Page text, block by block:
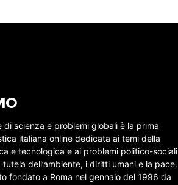
di scienza e problemi globali è la prima
italiana online dedicata ai temi della
e tecnologica e ai problemi politico-sociali
dell’ambiente, i diritti umani e la pace.
fondato a Roma nel gennaio del 1996 da